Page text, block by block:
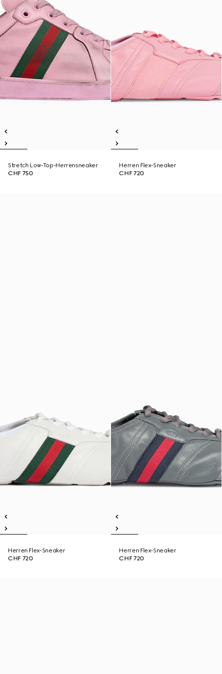
Stretch Low-Top-Herrensneaker
CHF 750
Herren Flex-Sneaker
CHF 720
Herren Flex-Sneaker
CHF 720
Herren Flex-Sneaker
CHF 720